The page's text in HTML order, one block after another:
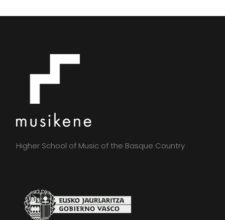
Higher School of Music of the Basque Country